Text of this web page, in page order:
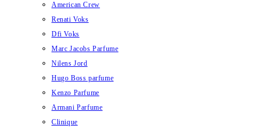
American Crew
Renati Voks
Dfi Voks
Marc Jacobs Parfume
Nilens Jord
Hugo Boss parfume
Kenzo Parfume
Armani Parfume
Clinique